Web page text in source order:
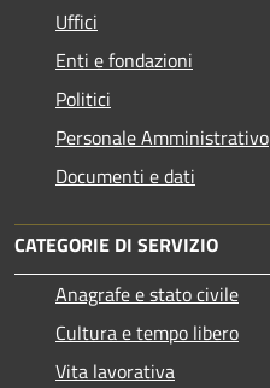
Uffici
Enti e fondazioni
Politici
Personale Amministrativo
Documenti e dati
CATEGORIE DI SERVIZIO
Anagrafe e stato civile
Cultura e tempo libero
Vita lavorativa